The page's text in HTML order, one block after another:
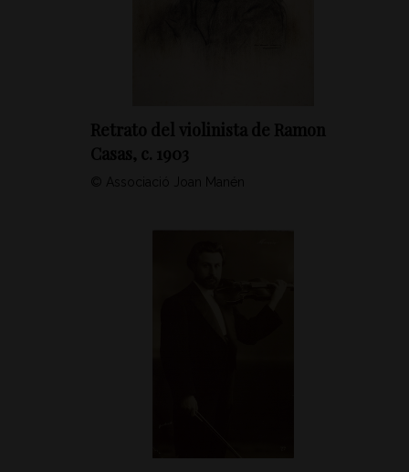
Retrato del violinista de Ramon
Casas, c. 1903
© Associació Joan Manén